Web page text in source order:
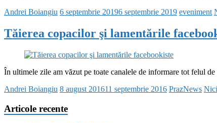
Andrei Boiangiu 6 septembrie 20196 septembrie 2019 eveniment
Tăierea copacilor şi lamentările
În ultimele zile am văzut pe toate canalele de informare tot felul
Andrei Boiangiu 8 august 201611 septembrie 2016 PrazNews
Articole recente